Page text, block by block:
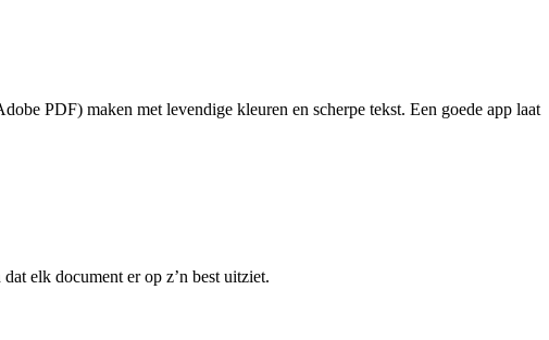
PDF) maken met levendige kleuren en scherpe tekst. Een goede app laat
elk document er op z’n best uitziet.